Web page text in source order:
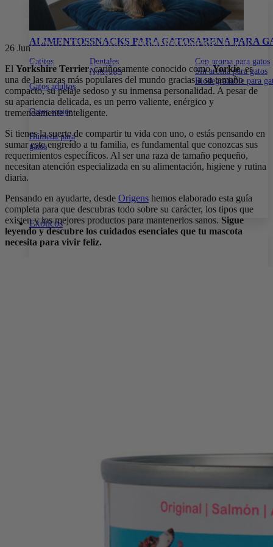
ALIMENTOS
Gatitos
Gatos adultos
Gatos senior
Húmeda para
gatos
SNACKS PARA GATOS
Dentales
Naturales
ARENA PARA
Con aroma para gatos
Sin aroma para gatos
Biodegradable para
Exóticos
15% DE DESCUENTO EN TODA LA WEB CON EL CÓDIGO:
PRIMERACOMPRA
• 15% DE DESCUENTO EN TODA LA WEB
CON EL CÓDIGO:PRIMERACOMPRA •15% DE DESCUENTO EN
TODA LA WEB CON EL CÓDIGO:PRIMERACOMPRA •15% DE
PRIMERACOMPRA •15% DE DESCUENTO EN TODA LA WEB
CON EL CÓDIGO:PRIMERACOMPRA •
26 Jun
El Yorkshire Terrier, cariñosamente conocido comoYorkie, es
una de las razas más populares del mundo gracias a su tamaño
compacto, su pelaje sedoso y su inmensa personalidad. A pesar de
su apariencia delicada, es un perro valiente, enérgico y
tremendamente inteligente.
Si tienes la suerte de compartir tu vida con uno, o estás pensando en
sumar este engreído a tu familia, es fundamental que conozcas sus
requerimientos específicos. Al ser una raza de tamaño pequeño,
necesitan atención especializada en su alimentación, higiene y rutina
diaria.
Pensando en ayudarte, desde Origens hemos elaborado esta guía
completa para que descubras todo sobre su carácter, los tipos que
existen y los mejores productos para mantenerlos sanos. Sigue
leyendo y descubre los cuidados esenciales que tu mascota
necesita para vivir feliz.